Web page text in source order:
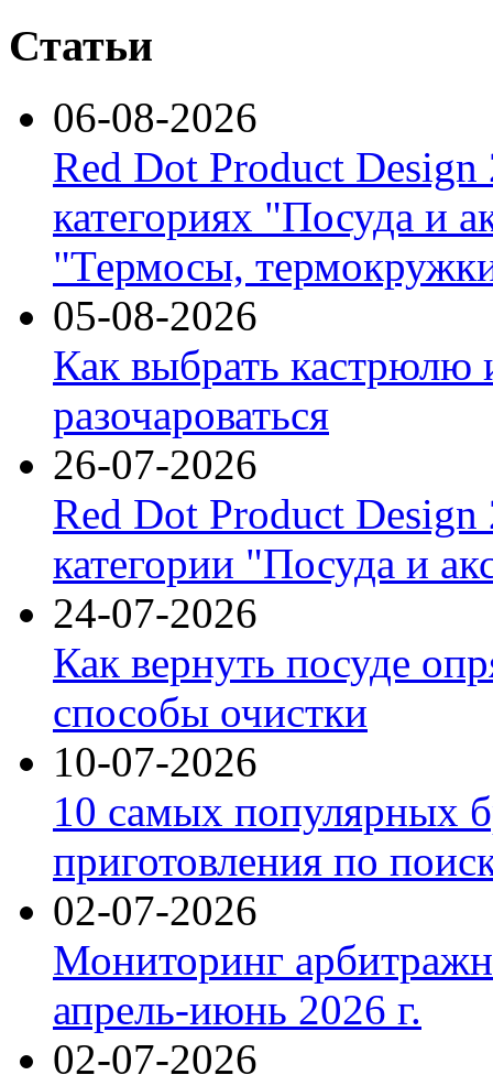
Статьи
06-08-2026
Red Dot Product Design
категориях "Посуда и
"Термосы,
05-08-2026
Как выбрать кастрюлю
разочароваться
26-07-2026
Red Dot Product Design
категории "Посуда и
24-07-2026
Как вернуть посуде
способы очистки
10-07-2026
10 самых популярных
приготовления по
02-07-2026
Мониторинг
апрель-июнь 2026 г.
02-07-2026